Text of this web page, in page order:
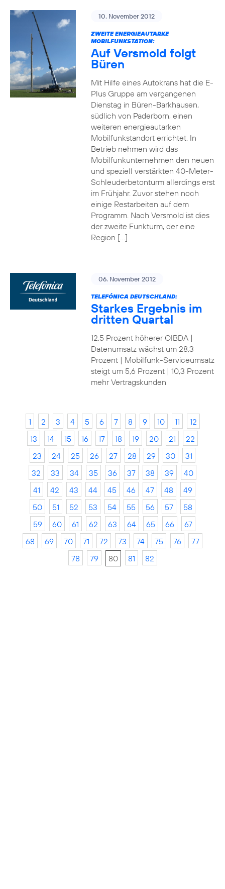
10. November 2012
ZWEITE ENERGIEAUTARKE
MOBILFUNKSTATION:
Auf Versmold folgt
Büren
Mit Hilfe eines Autokrans hat die E-
Plus Gruppe am vergangenen
Dienstag in Büren-Barkhausen,
südlich von Paderborn, einen
weiteren energieautarken
Mobilfunkstandort errichtet. In
Betrieb nehmen wird das
Mobilfunkunternehmen den neuen
und speziell verstärkten 40-Meter-
Schleuderbetonturm allerdings erst
im Frühjahr. Zuvor stehen noch
einige Restarbeiten auf dem
Programm. Nach Versmold ist dies
der zweite Funkturm, der eine
Region […]
06. November 2012
TELEFÓNICA DEUTSCHLAND:
Starkes Ergebnis im
dritten Quartal
12,5 Prozent höherer OIBDA |
Datenumsatz wächst um 28,3
Prozent | Mobilfunk-Serviceumsatz
steigt um 5,6 Prozent | 10,3 Prozent
mehr Vertragskunden
1 2 3 4 5 6 7 8 9 10 11
12
13
14 15 16 17 18 19 20 21
22
23
24 25 26 27 28 29 30
31
32
33 34 35 36 37 38 39
40
41
42 43 44 45 46 47 48
49
50
51 52 53 54 55 56 57
58
59
60 61 62 63 64 65 66
67
68
69 70 71 72 73 74 75 76
77
78
79 80 81 82